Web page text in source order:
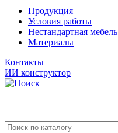
Продукция
Условия работы
Нестандартная мебель
Материалы
Контакты
ИИ конструктор